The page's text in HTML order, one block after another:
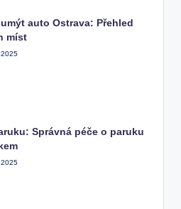
auto Ostrava: Přehled
míst
Správná péče o paruku